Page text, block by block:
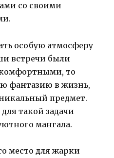
со своими
особую атмосферу
встречи были
то
фантазию в жизнь,
предмет.
такой задачи
мангала.
место для жарки